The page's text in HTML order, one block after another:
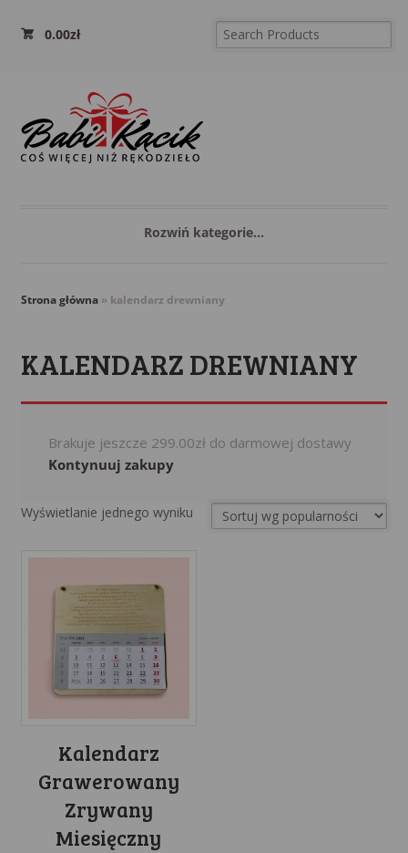
0.00zł
Rozwiń kategorie...
Strona główna» kalendarz drewniany
KALENDARZ DREWNIANY
Brakuje jeszcze 299.00złdo darmowej dostawy
Kontynuuj zakupy
Wyświetlanie jednego wyniku
Kalendarz
Grawerowany
Zrywany
Miesięczny